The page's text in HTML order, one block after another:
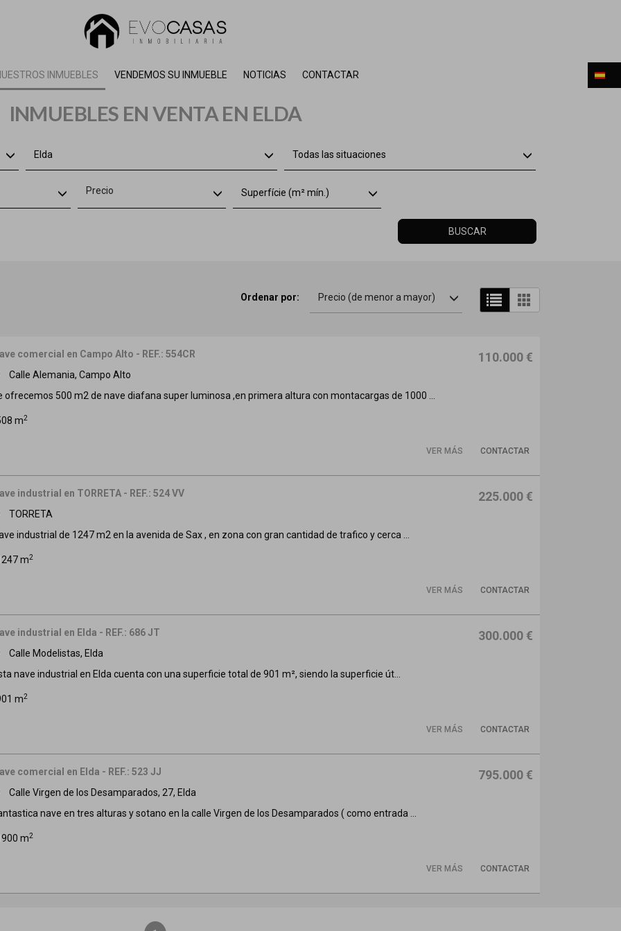
INMUEBLES VENDEMOS SU INMUEBLE NOTICIAS CONTACTAR
INMUEBLES EN VENTA EN ELDA
Elda Todas las situaciones
Precio Superfície (m² mín.)
BUSCAR
Ordenar por: Precio (de menor a mayor)
comercial en Campo Alto - REF.: 554CR 110.000 €
Calle Alemania, Campo Alto
ofrecemos 500 m2 de nave diafana super luminosa ,en primera altura con montacargas de 1000 ...
m2
CONTACTAR
VER MÁS
industrial en TORRETA - REF.: 524 VV 225.000 €
TORRETA
industrial de 1247 m2 en la avenida de Sax , en zona con gran cantidad de trafico y cerca ...
m2
CONTACTAR
VER MÁS
industrial en Elda - REF.: 686 JT 300.000 €
Calle Modelistas, Elda
nave industrial en Elda cuenta con una superficie total de 901 m², siendo la superficie út...
m2
CONTACTAR
VER MÁS
comercial en Elda - REF.: 523 JJ 795.000 €
Calle Virgen de los Desamparados, 27, Elda
nave en tres alturas y sotano en la calle Virgen de los Desamparados ( como entrada ...
m2
CONTACTAR
VER MÁS